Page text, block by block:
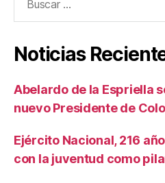
Noticias
Abelardo de la Espriella
nuevo Presidente de
Ejército Nacional, 216
con la juventud como